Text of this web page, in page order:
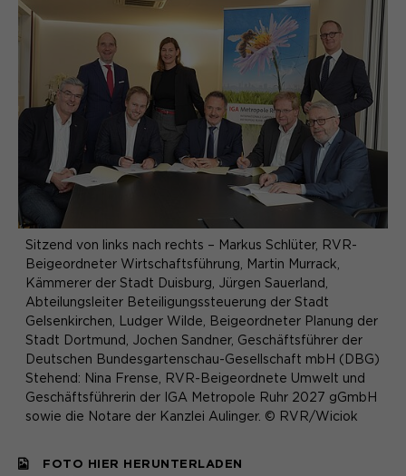
Sitzend von links nach rechts – Markus Schlüter, RVR-
Beigeordneter Wirtschaftsführung, Martin Murrack,
Kämmerer der Stadt Duisburg, Jürgen Sauerland,
Abteilungsleiter Beteiligungssteuerung der Stadt
Gelsenkirchen, Ludger Wilde, Beigeordneter Planung der
Stadt Dortmund, Jochen Sandner, Geschäftsführer der
Deutschen Bundesgartenschau-Gesellschaft mbH (DBG)
Stehend: Nina Frense, RVR-Beigeordnete Umwelt und
Geschäftsführerin der IGA Metropole Ruhr 2027 gGmbH
sowie die Notare der Kanzlei Aulinger. © RVR/Wiciok
FOTO HIER HERUNTERLADEN